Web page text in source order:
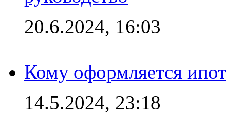
20.6.2024, 16:03
Кому оформляется
14.5.2024, 23:18